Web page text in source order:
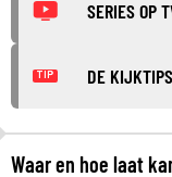
SERIES OP
TIP DE
Waar en hoe laat